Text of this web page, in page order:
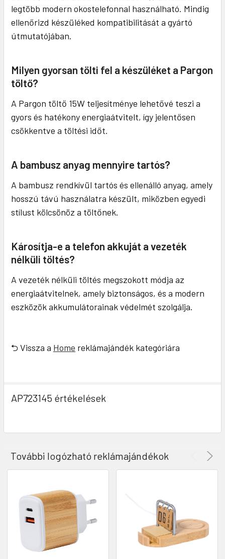
legtöbb modern okostelefonnal használható. Mindig
ellenőrizd készüléked kompatibilitását a gyártó
útmutatójában.
Milyen gyorsan tölti fel a készüléket a Pargon
töltő?
A Pargon töltő 15W teljesítménye lehetővé teszi a
gyors és hatékony energiaátvitelt, így jelentősen
csökkentve a töltési időt.
A bambusz anyag mennyire tartós?
A bambusz rendkívül tartós és ellenálló anyag, amely
hosszú távú használatra készült, miközben egyedi
stílust kölcsönöz a töltőnek.
Károsítja-e a telefon akkuját a vezeték
nélküli töltés?
A vezeték nélküli töltés megszokott módja az
energiaátvitelnek, amely biztonságos, és a modern
eszközök akkumulátorainak védelmét szolgálja.
⮌ Vissza a Home reklámajándék kategóriára
AP723145 értékelések
További logózható reklámajándékok